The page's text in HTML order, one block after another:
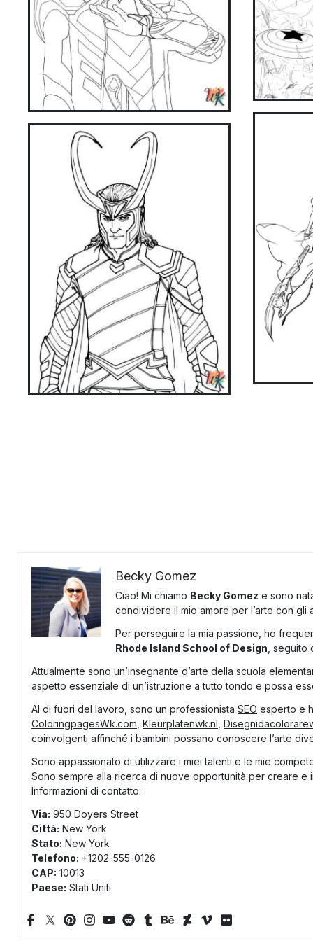
Becky Gomez
Ciao! Mi chiamo Becky Gomez e sono
condividere il mio amore per l’arte con gli
Per perseguire la mia passione, ho
Rhode Island School of Design ,
Attualmente sono un’insegnante d’arte della scuola
aspetto essenziale di un’istruzione a tutto tondo e possa
Al di fuori del lavoro, sono un professionista SEO esperto e
ColoringpagesWk.com Kleurplatenwk.nl
coinvolgenti affinché i bambini possano conoscere l’arte
Sono appassionato di utilizzare i miei talenti e le mie
Sono sempre alla ricerca di nuove opportunità per creare
Informazioni di contatto:
Via: 950 Doyers Street
Città: New York
Stato: New York
Telefono: +1202-555-0126
CAP: 10013
Paese: Stati Uniti